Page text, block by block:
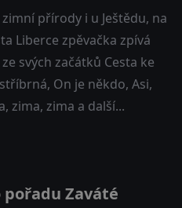
přírody i u Ještědu, na
Liberce zpěvačka zpívá
svých začátků Cesta ke
On je někdo, Asi,
zima, zima a další...
Zaváté